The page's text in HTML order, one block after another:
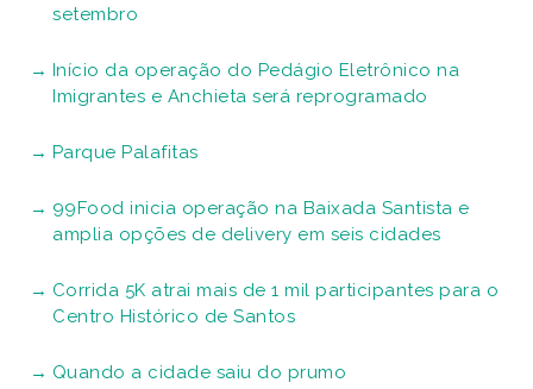
setembro
Início da operação do Pedágio Eletrônico na
Imigrantes e Anchieta será reprogramado
Parque Palafitas
99Food inicia operação na Baixada Santista e
amplia opções de delivery em seis cidades
Corrida 5K atrai mais de 1 mil participantes para o
Centro Histórico de Santos
Quando a cidade saiu do prumo